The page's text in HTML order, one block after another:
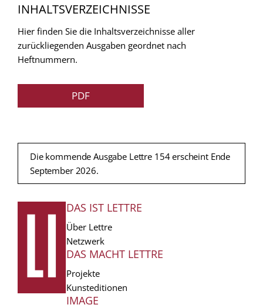
INHALTSVERZEICHNISSE
Hier finden Sie die Inhaltsverzeichnisse aller
zurückliegenden Ausgaben geordnet nach
Heftnummern.
PDF
Die kommende Ausgabe Lettre 154 erscheint Ende
September 2026.
FUSSZEILE
DAS IST LETTRE
Über Lettre
Netzwerk
DAS MACHT LETTRE
Projekte
Kunsteditionen
IMAGE